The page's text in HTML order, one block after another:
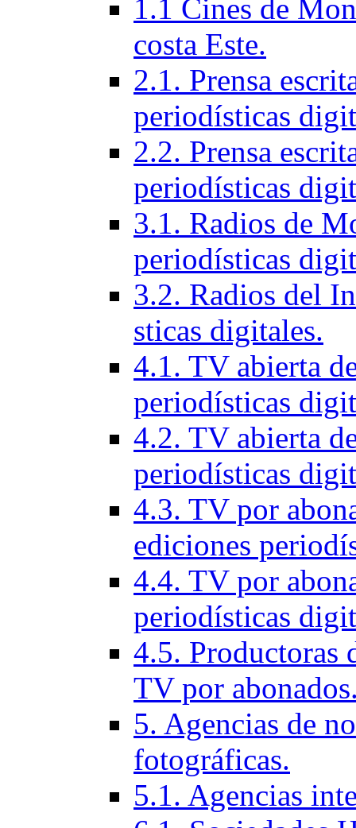
1.1 Cines de
costa Este.
2.1. Prensa
periodísticas
2.2. Prensa
periodísticas
3.1. Radios de
periodí­sticas
3.2. Radios del
sticas digitales.
4.1. TV abierta
periodí­sticas
4.2. TV abierta
periodí­sticas
4.3. TV por
ediciones
4.4. TV por
periodí­sticas
4.5. Productoras
TV por
5. Agencias de
fotográficas.
5.1. Agencias